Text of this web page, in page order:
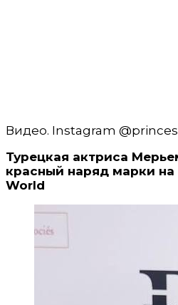
Видео. Instagram
Турецкая актриса
красный наряд марки на
World